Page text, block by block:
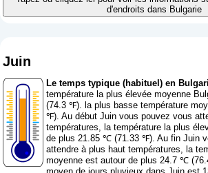
d'endroits dans Bulgarie
Juin
Le temps typique (habituel) en
température la plus élevée moyenne
(74.3 ℉). la plus basse température
℉). Au début Juin vous pouvez vous
températures, la température la plus
de plus 21.85 ℃ (71.33 ℉). Au fin Juin
attendre à plus haut températures, la
moyenne est autour de plus 24.7 ℃